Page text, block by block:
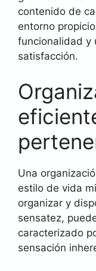
contenido de
entorno
funcionalidad y
satisfacción.
Una
estilo de vida
organizar y
sensatez,
caracterizado
sensación